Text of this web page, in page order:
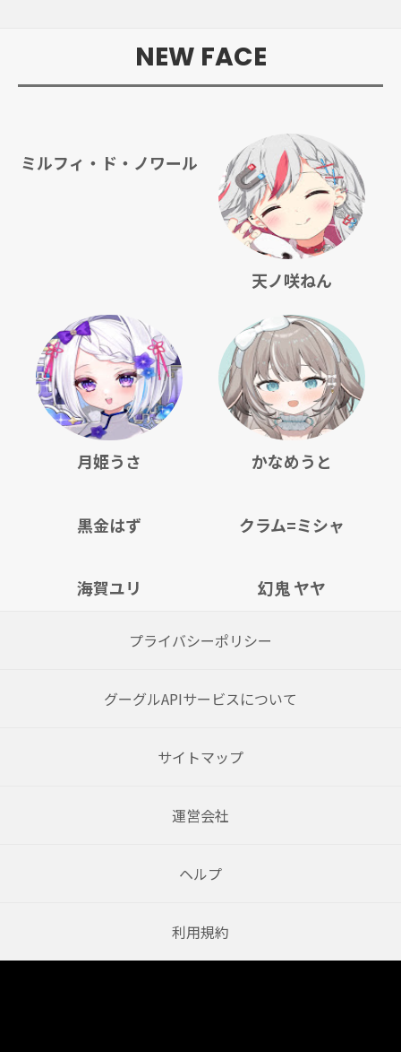
NEW FACE
ミルフィ・ド・ノワール
天ノ咲ねん
月姫うさ かなめうと
黒金はず クラム=ミシャ
海賀ユリ 幻鬼 ヤヤ
プライバシーポリシー
グーグルAPIサービスについて
サイトマップ
運営会社
ヘルプ
利用規約